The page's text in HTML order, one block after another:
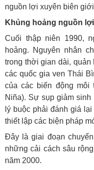
nguồn lợi xuyên biên
Khủng hoảng nguồn
Cuối thập niên 1990,
hoảng. Nguyên nhân
trong thời gian dài,
các quốc gia ven Thái
của các biến động
Niña). Sự sụp giảm
lý buộc phải đánh giá
thiết lập các biện pháp
Đây là giai đoạn
những cải cách sâu
năm 2000.